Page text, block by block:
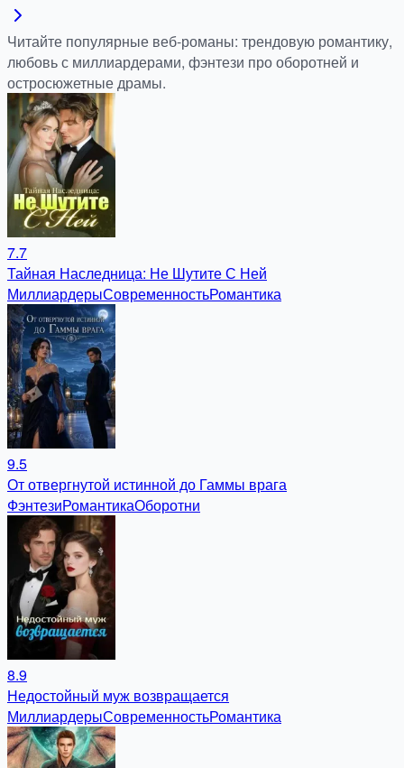
Читайте популярные веб-романы: трендовую романтику,
любовь с миллиардерами, фэнтези про оборотней и
остросюжетные драмы.
7.7
Тайная Наследница: Не Шутите С Ней
МиллиардерыСовременностьРомантика
9.5
От отвергнутой истинной до Гаммы врага
ФэнтезиРомантикаОборотни
8.9
Недостойный муж возвращается
МиллиардерыСовременностьРомантика